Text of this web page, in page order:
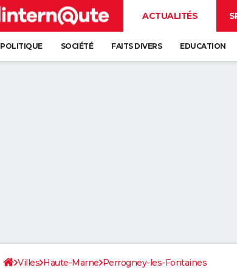
ACTUALITÉS
POLITIQUE SOCIÉTÉ FAITS DIVERS EDUCATION
Villes Haute-Marne Perrogney-les-Fontaines